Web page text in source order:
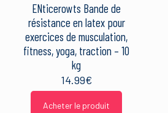
ENticerowts Bande de
résistance en latex pour
exercices de musculation,
fitness, yoga, traction – 10
kg
14.99€
Acheter le produit